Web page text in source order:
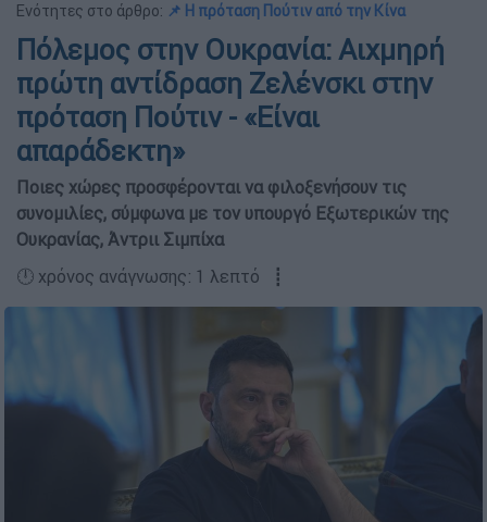
Ενότητες στο άρθρο: 📌 Η πρόταση Πούτιν από την Κίνα
Πόλεμος στην Ουκρανία: Αιχμηρή
πρώτη αντίδραση Ζελένσκι στην
πρόταση Πούτιν - «Είναι
απαράδεκτη»
Ποιες χώρες προσφέρονται να φιλοξενήσουν τις
συνομιλίες, σύμφωνα με τον υπουργό Εξωτερικών της
Ουκρανίας, Άντριι Σιμπίχα
🕛 χρόνος ανάγνωσης: 1 λεπτό ┋